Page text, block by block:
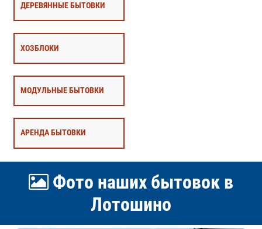
ДЕРЕВЯННЫЕ БЫТОВКИ
ХОЗБЛОКИ
МОДУЛЬНЫЕ БЫТОВКИ
АРЕНДА БЫТОВКИ
Фото наших бытовок в
Лотошино